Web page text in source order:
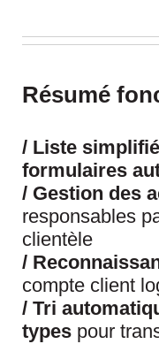
Résumé
/ Liste
formulaires
/ Gestion des
responsables
clientèle
/
compte client
/ Tri
types pour